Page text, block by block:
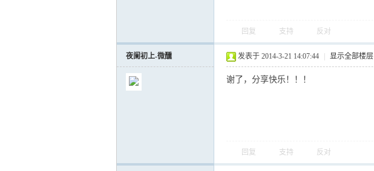
回复 支持 反对
夜阑初上-微醺 发表于 2014-3-21 14:07:44 显示全部楼层
谢了，分享快乐！！！
回复 支持 反对